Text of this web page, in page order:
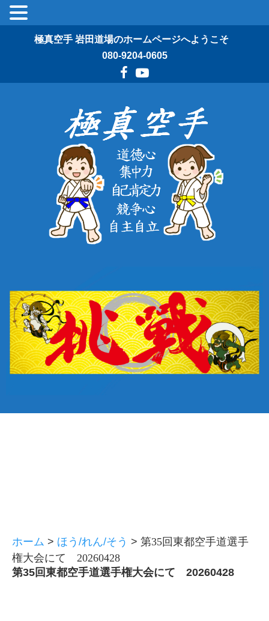
極真空手 岩田道場のホームページへようこそ
080-9204-0605
ホーム > ほう/れん/そう > 第35回東都空手道選手
権大会にて 20260428
第35回東都空手道選手権大会にて 20260428